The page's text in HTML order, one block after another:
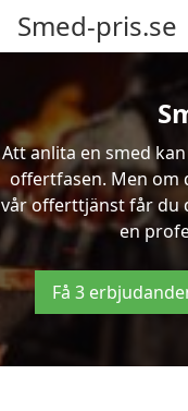
Smed-pris.se
Att anlita en smed
offertfasen. Men om
vår offerttjänst får du
en
Få 3